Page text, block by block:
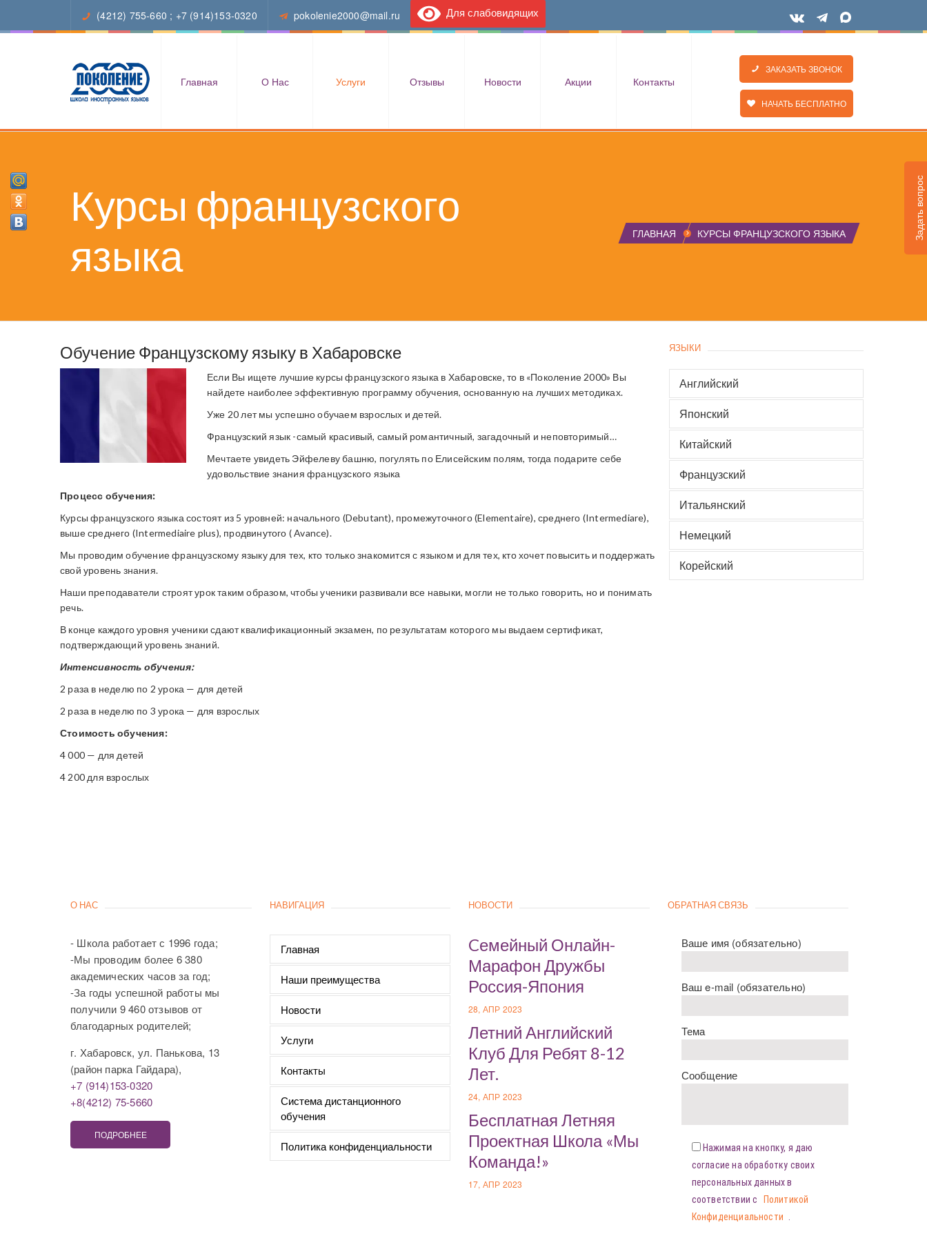
(4212) 755-660 ; +7 (914)153-0320 pokolenie2000@mail.ru Для слабовидящих
Главная О Нас Услуги Отзывы Новости Акции Контакты
ЗАКАЗАТЬ ЗВОНОК
НАЧАТЬ БЕСПЛАТНО
Курсы французского
языка
ГЛАВНАЯ КУРСЫ ФРАНЦУЗСКОГО ЯЗЫКА
Обучение Французскому языку в Хабаровске
Если Вы ищете лучшие курсы французского языка в Хабаровске, то в «Поколение 2000» Вы
найдете наиболее эффективную программу обучения, основанную на лучших методиках.
Уже 20 лет мы успешно обучаем взрослых и детей.
Французский язык -самый красивый, самый романтичный, загадочный и неповторимый…
Мечтаете увидеть Эйфелеву башню, погулять по Елисейским полям, тогда подарите себе
удовольствие знания французского языка
Процесс обучения:
Курсы французского языка состоят из 5 уровней: начального (Debutant), промежуточного (Elementaire), среднего (Intermediare),
выше среднего (Intermediaire plus), продвинутого ( Avance).
Мы проводим обучение французскому языку для тех, кто только знакомится с языком и для тех, кто хочет повысить и поддержать
свой уровень знания.
Наши преподаватели строят урок таким образом, чтобы ученики развивали все навыки, могли не только говорить, но и понимать
речь.
В конце каждого уровня ученики сдают квалификационный экзамен, по результатам которого мы выдаем сертификат,
подтверждающий уровень знаний.
Интенсивность обучения:
2 раза в неделю по 2 урока — для детей
2 раза в неделю по 3 урока — для взрослых
Стоимость обучения:
4 000 — для детей
4 200 для взрослых
ЯЗЫКИ
Английский
Японский
Китайский
Французский
Итальянский
Немецкий
Корейский
О НАС
- Школа работает с 1996 года;
-Мы проводим более 6 380
академических часов за год;
-За годы успешной работы мы
получили 9 460 отзывов от
благодарных родителей;
г. Хабаровск, ул. Панькова, 13
(район парка Гайдара),
+7 (914)153-0320
+8(4212) 75-5660
ПОДРОБНЕЕ
НАВИГАЦИЯ
Главная
Наши преимущества
Новости
Услуги
Контакты
Система дистанционного
обучения
Политика конфиденциальности
НОВОСТИ
Cемейный Онлайн-
Марафон Дружбы
Россия-Япония
28, АПР 2023
Летний Английский
Клуб Для Ребят 8-12
Лет.
24, АПР 2023
Бесплатная Летняя
Проектная Школа «Мы
Команда!»
17, АПР 2023
ОБРАТНАЯ СВЯЗЬ
Ваше имя (обязательно)
Ваш e-mail (обязательно)
Тема
Сообщение
Нажимая на кнопку, я даю
согласие на обработку своих
персональных данных в
соответствии с
Политикой
Конфиденциальности
Задать вопрос